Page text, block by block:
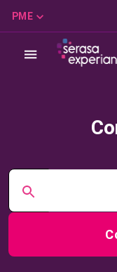
PME